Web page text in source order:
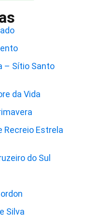
– Sítio Santo
da Vida
Recreio Estrela
do Sul
Silva